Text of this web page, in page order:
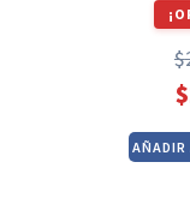
$
$
AÑADIR